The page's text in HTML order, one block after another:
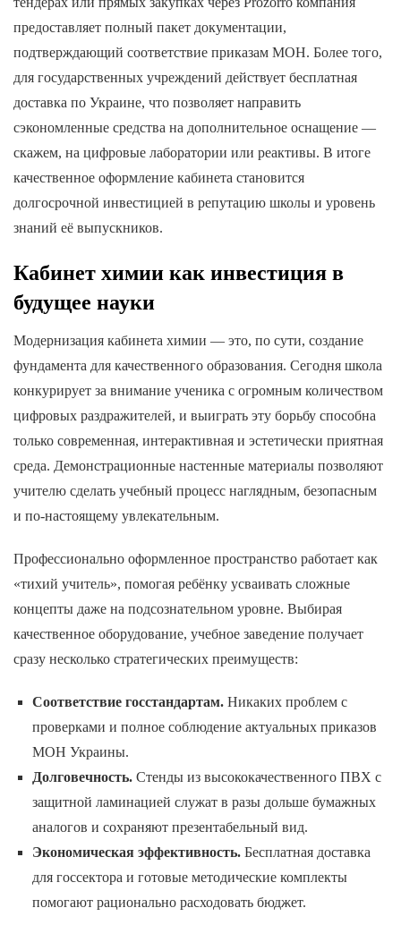
предоставляет полный пакет документации,
подтверждающий соответствие приказам МОН. Более того,
для государственных учреждений действует бесплатная
доставка по Украине, что позволяет направить
сэкономленные средства на дополнительное оснащение —
скажем, на цифровые лаборатории или реактивы. В итоге
качественное оформление кабинета становится
долгосрочной инвестицией в репутацию школы и уровень
знаний её выпускников.
Кабинет химии как инвестиция в
будущее науки
Модернизация кабинета химии — это, по сути, создание
фундамента для качественного образования. Сегодня школа
конкурирует за внимание ученика с огромным количеством
цифровых раздражителей, и выиграть эту борьбу способна
только современная, интерактивная и эстетически приятная
среда. Демонстрационные настенные материалы позволяют
учителю сделать учебный процесс наглядным, безопасным
и по-настоящему увлекательным.
Профессионально оформленное пространство работает как
«тихий учитель», помогая ребёнку усваивать сложные
концепты даже на подсознательном уровне. Выбирая
качественное оборудование, учебное заведение получает
сразу несколько стратегических преимуществ:
Соответствие госстандартам.Никаких проблем с
проверками и полное соблюдение актуальных приказов
МОН Украины.
Долговечность.Стенды из высококачественного ПВХ с
защитной ламинацией служат в разы дольше бумажных
аналогов и сохраняют презентабельный вид.
Экономическая эффективность.Бесплатная доставка
для госсектора и готовые методические комплекты
помогают рационально расходовать бюджет.